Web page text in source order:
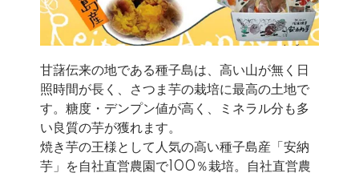
甘藷伝来の地である種子島は、高い山が無く日
照時間が長く、さつま芋の栽培に最高の土地で
す。糖度・デンプン値が高く、ミネラル分も多
い良質の芋が獲れます。
焼き芋の王様として人気の高い種子島産「安納
芋」を自社直営農園で100％栽培。自社直営農